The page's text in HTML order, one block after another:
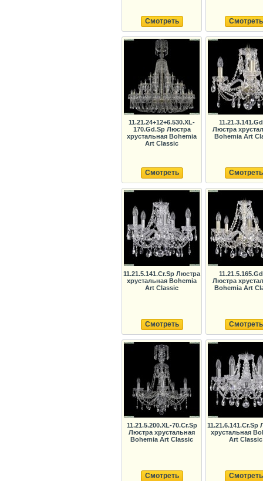
Смотреть Смотреть
11.21.24+12+6.530.XL-
170.Gd.Sp Люстра
хрустальная Bohemia
Art Classic
Смотреть
Люстра
Bohemia Art
Смотреть
11.21.5.141.Cr.Sp Люстра
хрустальная Bohemia
Art Classic
Смотреть
Люстра
Bohemia Art
Смотреть
11.21.5.200.XL-70.Cr.Sp
Люстра хрустальная
Bohemia Art Classic
Смотреть
11.21.6.141.Cr.Sp
хрустальная
Art Classic
Смотреть